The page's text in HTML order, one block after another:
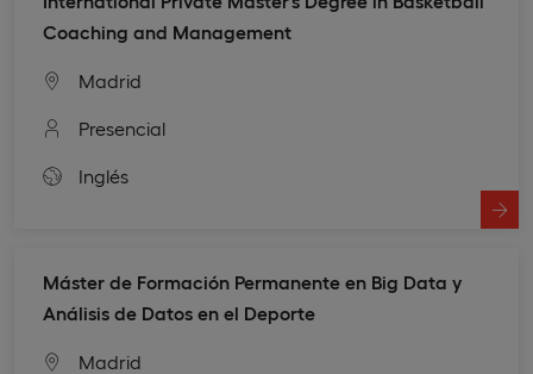
Coaching and Management
Madrid
Presencial
Inglés
Máster de Formación Permanente en Big Data y
Análisis de Datos en el Deporte
Madrid